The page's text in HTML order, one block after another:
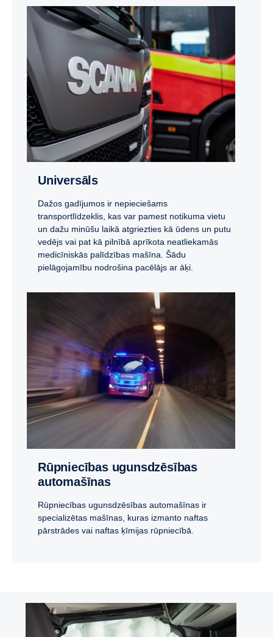
Universāls
Dažos gadījumos ir nepieciešams
transportlīdzeklis, kas var pamest notikuma vietu
un dažu minūšu laikā atgriezties kā ūdens un putu
vedējs vai pat kā pilnībā aprīkota neatliekamās
medicīniskās palīdzības mašīna. Šādu
pielāgojamību nodrošina pacēlājs ar āķi.
Rūpniecības ugunsdzēsības
automašīnas
Rūpniecības ugunsdzēsības automašīnas ir
specializētas mašīnas, kuras izmanto naftas
pārstrādes vai naftas ķīmijas rūpniecībā.